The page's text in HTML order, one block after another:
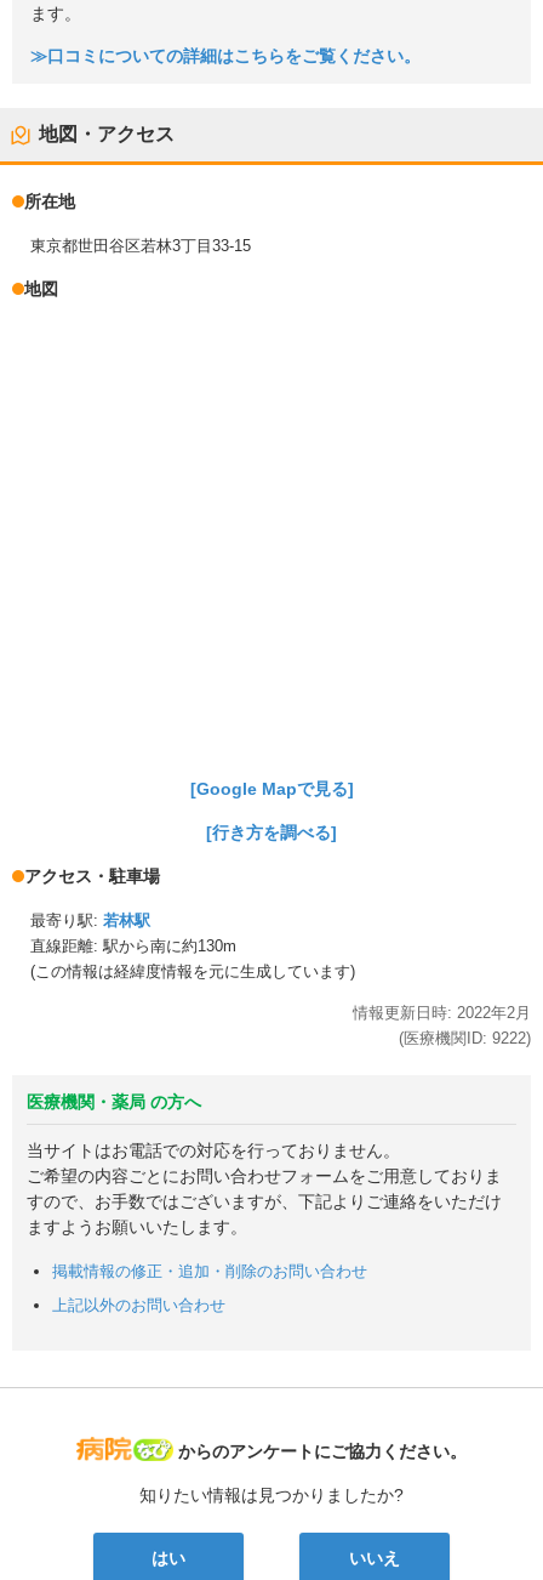
ます。
≫口コミについての詳細はこちらをご覧ください。
地図・アクセス
所在地
東京都世田谷区若林3丁目33-15
地図
[Google Mapで見る]
[行き方を調べる]
アクセス・駐車場
最寄り駅: 若林駅
直線距離: 駅から南に約130m
(この情報は経緯度情報を元に生成しています)
情報更新日時: 2022年2月
(医療機関ID: 9222)
医療機関・薬局 の方へ
当サイトはお電話での対応を行っておりません。
ご希望の内容ごとにお問い合わせフォームをご用意しておりま
すので、お手数ではございますが、下記よりご連絡をいただけ
ますようお願いいたします。
掲載情報の修正・追加・削除のお問い合わせ
上記以外のお問い合わせ
病院なび
からのアンケートにご協力ください。
知りたい情報は見つかりましたか?
はい いいえ